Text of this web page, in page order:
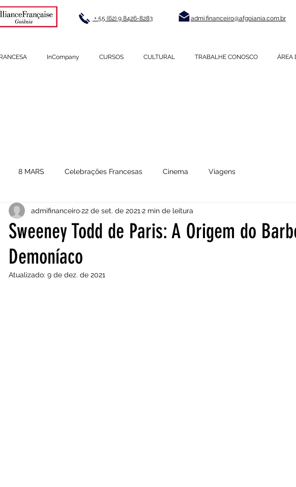
8 MARS Celebrações Francesas Cinema Viagens
Pronúncia Cultura Arte Moda Curiosidades
Francófona
Sweeney Todd de Paris: A Origem do
Demoníaco
admifinanceiro22 de set. de 2021 2 min de leitura
Atualizado: 9 de dez. de 2021
InCompany CURSOS CULTURAL TRABALHE CONOSCO ÁREA
+ 55 (62) 9 8426-8283 admi.financeiro@afgoiania.com.br